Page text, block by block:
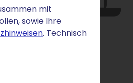
mit
sowie Ihre
. Technisch